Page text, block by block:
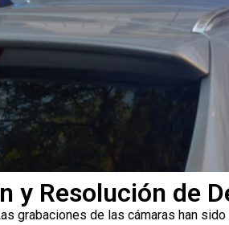
y Resolución de
grabaciones de las cámaras han